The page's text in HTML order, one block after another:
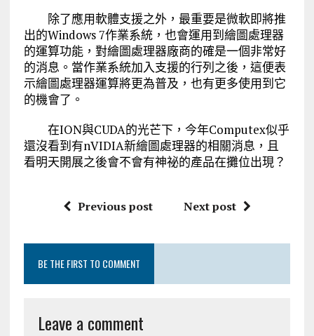
除了應用軟體支援之外，最重要是微軟即將推
出的Windows 7作業系統，也會運用到繪圖處理器
的運算功能，對繪圖處理器廠商的確是一個非常好
的消息。當作業系統加入支援的行列之後，這便表
示繪圖處理器運算將更為普及，也有更多使用到它
的機會了。
在ION與CUDA的光芒下，今年Computex似乎
還沒看到有nVIDIA新繪圖處理器的相關消息，且
看明天開展之後會不會有神祕的產品在攤位出現？
Previous post Next post
BE THE FIRST TO COMMENT
Leave a comment